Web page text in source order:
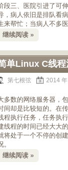
段三、医院引进了可
，病人依旧是排队看
来帮忙；当病人不多
继续阅读 »
单Linux C线程
第七根弦 2014
多数的网络服务器，
间却是比较短的。在
程执行任务，任务执
线程的时间已经大大
将处于一个不停的创
。
继续阅读 »